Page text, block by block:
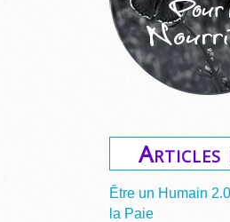
Articles
Être un Humain
la Paie